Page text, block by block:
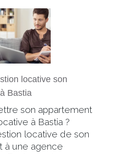
locative son
Bastia
son appartement
à Bastia ?
locative de son
à une agence